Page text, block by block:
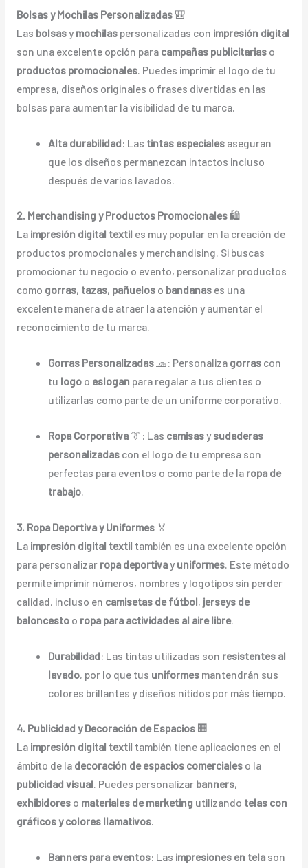
Bolsas y Mochilas Personalizadas🎒
Las bolsasy mochilaspersonalizadas con impresión digital
son una excelente opción para campañas publicitariaso
productos promocionales. Puedes imprimir el logo de tu
empresa, diseños originales o frases divertidas en las
bolsas para aumentar la visibilidad de tu marca.
Alta durabilidad: Las tintas especiales aseguran
que los diseños permanezcan intactos incluso
después de varios lavados.
2. Merchandising y Productos Promocionales🛍️
La impresión digital textil es muy popular en la creación de
productos promocionales y merchandising. Si buscas
promocionar tu negocio o evento, personalizar productos
como gorras, tazas, pañueloso bandanases una
excelente manera de atraer la atención y aumentar el
reconocimiento de tu marca.
Gorras Personalizadas 🧢: Personaliza gorras con
tu logo o eslogan para regalar a tus clientes o
utilizarlas como parte de un uniforme corporativo.
Ropa Corporativa 👔: Las camisasy sudaderas
personalizadas con el logo de tu empresa son
perfectas para eventos o como parte de la ropa de
trabajo.
3. Ropa Deportiva y Uniformes🏅
La impresión digital textil también es una excelente opción
para personalizar ropa deportivay uniformes. Este método
permite imprimir números, nombres y logotipos sin perder
calidad, incluso en camisetas de fútbol, jerseys de
baloncestoo ropa para actividades al aire libre.
Durabilidad: Las tintas utilizadas son resistentes al
lavado, por lo que tus uniformes mantendrán sus
colores brillantes y diseños nítidos por más tiempo.
4. Publicidad y Decoración de Espacios🏢
La impresión digital textil también tiene aplicaciones en el
ámbito de la decoración de espacios comercialeso la
publicidad visual. Puedes personalizar banners,
exhibidoreso materiales de marketing utilizando telas con
gráficos y colores llamativos.
Banners para eventos: Las impresiones en tela son